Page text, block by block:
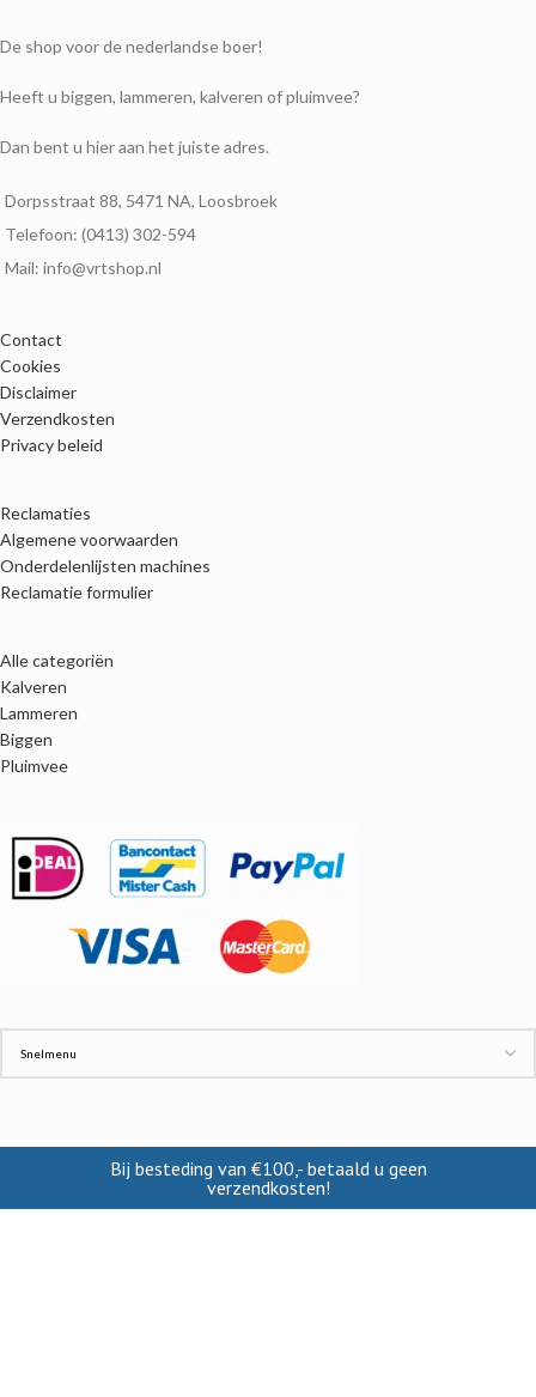
De shop voor de nederlandse boer!
Heeft u biggen, lammeren, kalveren of pluimvee?
Dan bent u hier aan het juiste adres.
Dorpsstraat 88, 5471 NA, Loosbroek
Telefoon: (0413) 302-594
Mail: info@vrtshop.nl
Contact
Cookies
Disclaimer
Verzendkosten
Privacy beleid
Reclamaties
Algemene voorwaarden
Onderdelenlijsten machines
Reclamatie formulier
Alle categoriën
Kalveren
Lammeren
Biggen
Pluimvee
INFORMATIE
Bij besteding van €100,- betaald u geen
verzendkosten!